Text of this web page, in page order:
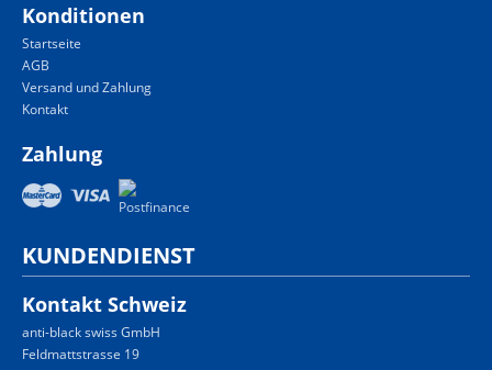
Konditionen
Startseite
AGB
Versand und Zahlung
Kontakt
Zahlung
KUNDENDIENST
Kontakt Schweiz
anti-black swiss GmbH
Feldmattstrasse 19